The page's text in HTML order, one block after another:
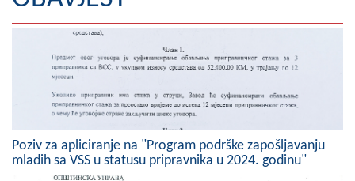
Geografija
Naseljena mjesta
Zanimljivosti
Fotogalerija
NAČELNIK
Poziv za apliciranje na "Program podrške zapošljavanju
mladih sa VSS u statusu pripravnika u 2024. godinu"